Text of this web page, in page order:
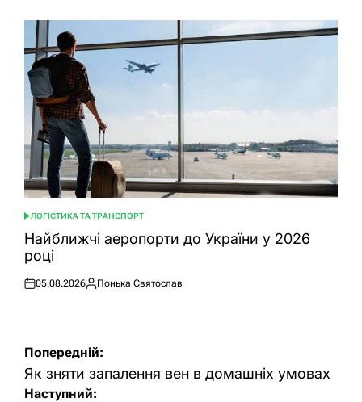
ОПУБЛІКУВАТИ
У
ЛОГІСТИКА ТА ТРАНСПОРТ
Найближчі аеропорти до України у 2026
році
Оприлюднено
05.08.2026
Опубліковано
Понька Святослав
Навігація
записів
Попередній:
Як зняти запалення вен в домашніх умовах
Наступний: